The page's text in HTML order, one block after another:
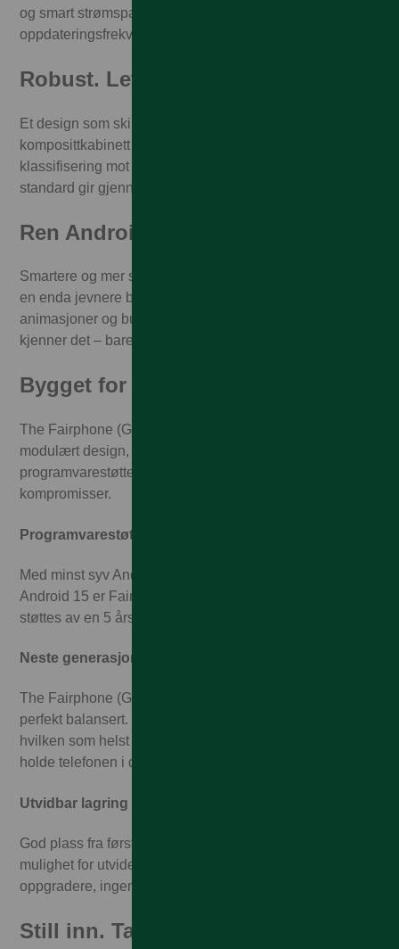
og smart strømsparing takket være variabel
oppdateringsfrekvens. Vakker og effektiv.
Robust. Lett. Behagelig i hånden.
Et design som skiller seg ut. Fairphones resirkulerte
komposittkabinett med matt finish, Gorilla Glass 7i, IP55-
klassifisering mot kraftig regn og falltesting etter militær
standard gir gjennomtenkt holdbarhet.
Ren Android 16
Smartere og mer sømløst enn noensinne. Android 16 gir
en enda jevnere brukeropplevelse, mer elegante
animasjoner og bunnsolid stabilitet. Android slik du
kjenner det – bare bedre på alle de riktige områdene.
Bygget for fremtiden
The Fairphone (Gen. 6) er laget for å vare – med ikonisk
modulært design, 5 års garanti og banebrytende 8 års
programvarestøtte. Ingen planlagt foreldelse. Ingen
kompromisser.
Programvarestøtte til 2033 og 5 års garanti
Med minst syv Android-oppgraderinger fra og med
Android 15 er Fairphone bygget for lang levetid – og
støttes av en 5 års garanti som bevis på det.
Neste generasjons modularitet
The Fairphone (Gen. 6) er slankere, sterkere og lettere –
perfekt balansert. Ingenting er limt fast, så du kan bytte ut
hvilken som helst av de 12 delene på få minutter og
holde telefonen i drift i mange år.
Utvidbar lagring opptil 2TB
God plass fra første dag – 256 GB innebygd lagring og
mulighet for utvidelse opptil 2 TB. Ingen press om å
oppgradere, ingen overprisede lagringsalternativer.
Still inn. Ta bilde. Imponer.